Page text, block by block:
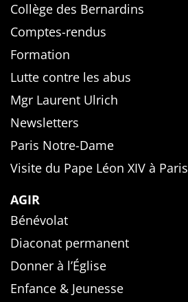
Collège des Bernardins
Comptes-rendus
Formation
Lutte contre les abus
Mgr Laurent Ulrich
Newsletters
Paris Notre-Dame
Visite du Pape Léon XIV à Paris
AGIR
Bénévolat
Diaconat permanent
Donner à l’Église
Enfance & Jeunesse